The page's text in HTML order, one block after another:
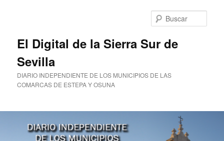
El Digital de la Sierra Sur de
Sevilla
DIARIO INDEPENDIENTE DE LOS MUNICIPIOS DE LAS
COMARCAS DE ESTEPA Y OSUNA